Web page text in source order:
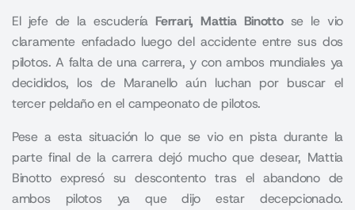
El jefe de la escuderíaFerrari, Mattia Binottose le vio
claramente enfadado luego del accidente entre sus dos
pilotos. A falta de una carrera, y con ambos mundiales ya
decididos, los de Maranello aún luchan por buscar el
tercer peldaño en el campeonato de pilotos.
Pese a esta situación lo que se vio en pista durante la
parte final de la carrera dejó mucho que desear, Mattia
Binotto expresó su descontento tras el abandono de
ambos pilotos ya que dijo estar decepcionado.